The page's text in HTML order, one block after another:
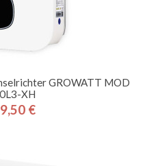
GROWATT MOD
XH
Preis€